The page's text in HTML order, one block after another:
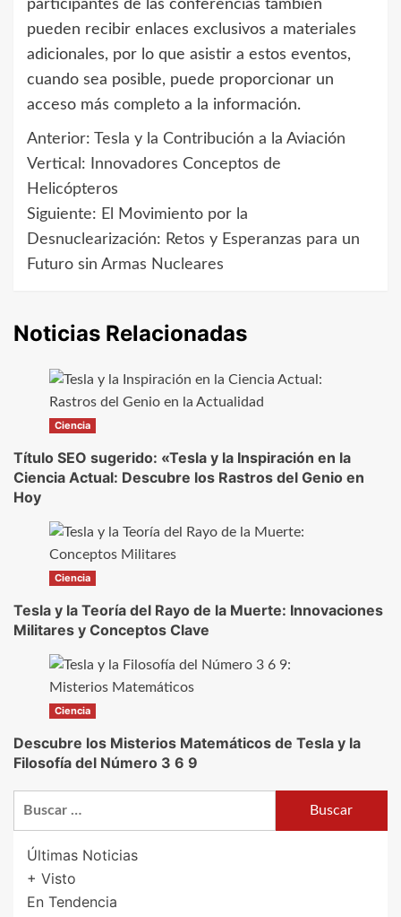
participantes de las conferencias también
pueden recibir enlaces exclusivos a materiales
adicionales, por lo que asistir a estos eventos,
cuando sea posible, puede proporcionar un
acceso más completo a la información.
Navegación
de
entradas
Anterior: Tesla y la Contribución a la Aviación
Vertical: Innovadores Conceptos de
Helicópteros
Siguiente: El Movimiento por la
Desnuclearización: Retos y Esperanzas para un
Futuro sin Armas Nucleares
Noticias Relacionadas
Ciencia
Título SEO sugerido: «Tesla y la Inspiración en la
Ciencia Actual: Descubre los Rastros del Genio en
Hoy
Ciencia
Tesla y la Teoría del Rayo de la Muerte: Innovaciones
Militares y Conceptos Clave
Ciencia
Descubre los Misterios Matemáticos de Tesla y la
Filosofía del Número 3 6 9
Últimas Noticias
+ Visto
En Tendencia